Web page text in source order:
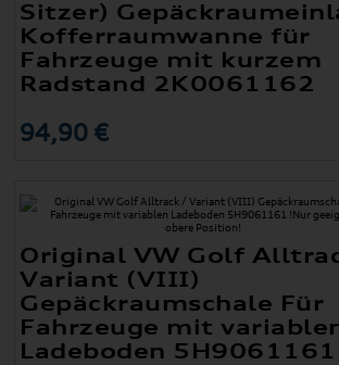
Sitzer)
Kofferraumwanne für
Fahrzeuge mit kurzem
Radstand 2K0061162
94,90 €
Original VW Golf
Variant (VIII)
Gepäckraumschale Für
Fahrzeuge mit
Ladeboden 5H9061161